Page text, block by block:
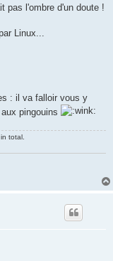
pas l'ombre d'un doute !
Linux...
: il va falloir vous y
pingouins
total.